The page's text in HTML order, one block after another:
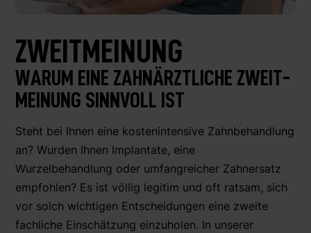
ZWEIT­MEINUNG
WARUM EINE ZAHN­ÄRZTLICHE ZWEIT­
MEINUNG SINNVOLL IST
Steht bei Ihnen eine kostenintensive Zahnbehandlung
an? Wurden Ihnen Implantate, eine
Wurzelbehandlung oder umfangreicher Zahnersatz
empfohlen? Es ist völlig legitim und oft ratsam, sich
vor solch wichtigen Entscheidungen eine zweite
fachliche Einschätzung einzuholen. In unserer